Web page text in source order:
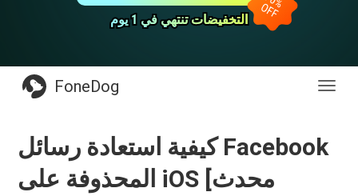
التخفيضات تنتهي في 1 يوم
التخفيضات تنتهي في 1 يوم
FoneDog
كيفية استعادة رسائل Facebook
المحذوفة على iOS [محدث